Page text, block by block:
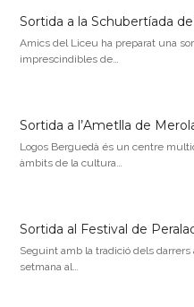
Sortida a la Schubertíada
Amics del Liceu ha preparat una
imprescindibles de…
Sortida a l’Ametlla de
Logos Berguedà és un centre
àmbits de la cultura…
Sortida al Festival de
Seguint amb la tradició dels
setmana al…